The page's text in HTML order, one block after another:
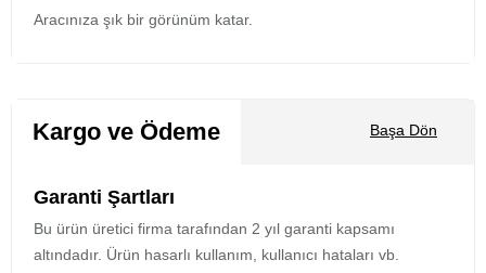
Aracınıza şık bir görünüm katar.
Kargo ve Ödeme Başa Dön
Garanti Şartları
Bu ürün üretici firma tarafından 2 yıl garanti kapsamı
altındadır. Ürün hasarlı kullanım, kullanıcı hataları vb.